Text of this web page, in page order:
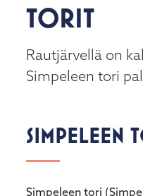
alasvetovalikkoa
alasvetovalikkoa
TORIT
Rautjärvellä on
Simpeleen tori
SIMPELEEN
Simpeleen tori